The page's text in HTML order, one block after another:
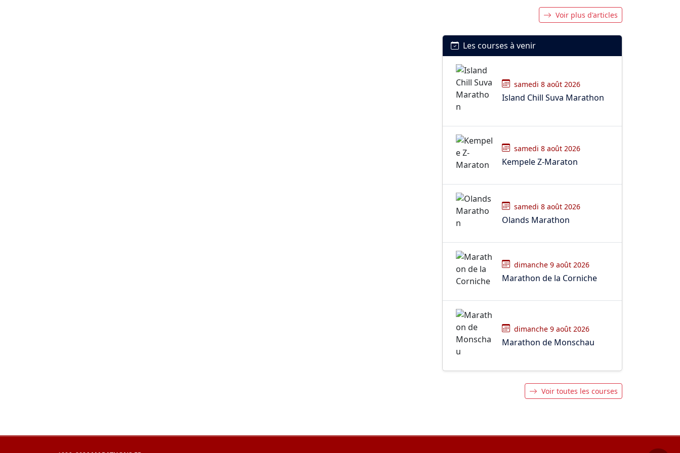
Voir plus d'articles
Les courses à venir
samedi 8 août 2026
Island Chill Suva Marathon
samedi 8 août 2026
Kempele Z-Maraton
samedi 8 août 2026
Olands Marathon
dimanche 9 août 2026
Marathon de la Corniche
dimanche 9 août 2026
Marathon de Monschau
Voir toutes les courses